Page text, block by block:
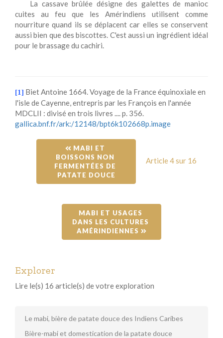
La cassave brûlée désigne des galettes de manioc
cuites au feu que les Amérindiens utilisent comme
nourriture quand ils se déplacent car elles se conservent
aussi bien que des biscottes. C'est aussi un ingrédient idéal
pour le brassage du cachiri.
[1] Biet Antoine 1664. Voyage de la France équinoxiale en
l'isle de Cayenne, entrepris par les François en l'année
MDCLII : divisé en trois livres .... p. 356.
gallica.bnf.fr/ark:/12148/bpt6k102668p.image
MABI ET
BOISSONS NON
FERMENTÉES DE
PATATE DOUCE
Article 4 sur 16
MABI ET USAGES
DANS LES CULTURES
AMÉRINDIENNES
Explorer
Lire le(s) 16 article(s) de votre exploration
Le mabi, bière de patate douce des Indiens Caribes
Bière-mabi et domestication de la patate douce